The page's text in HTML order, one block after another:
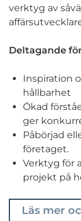
verktyg av
Deltagande
Inspiration
hållbarhet
Ökad
ger
Påbörjad
företaget.
Verktyg för
projekt på
Läs mer